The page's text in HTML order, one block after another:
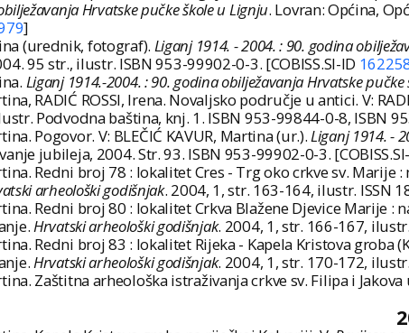
Hrvatske pučke škole u Lignju. Lovran: Općina,
]
(urednik, fotograf). Liganj 1914. - 2004. : 90. godina
95 str., ilustr. ISBN 953-99902-0-3. [COBISS.SI-ID
Liganj 1914.-2004. : 90. godina obilježavanja Hrvatske
RADIĆ ROSSI, Irena. Novaljsko područje u antici. V:
Podvodna baština, knj. 1. ISBN 953-99844-0-8, ISBN
Pogovor. V: BLEČIĆ KAVUR, Martina (ur.).Liganj 1914. -
jubileja, 2004. Str. 93. ISBN 953-99902-0-3.
Redni broj 78 : lokalitet Cres - Trg oko crkve sv.
arheološki godišnjak. 2004, 1, str. 163-164, ilustr. ISSN
Redni broj 80 : lokalitet Crkva Blažene Djevice Marije
Hrvatski arheološki godišnjak. 2004, 1, str. 166-167,
Redni broj 83 : lokalitet Rijeka - Kapela Kristova
Hrvatski arheološki godišnjak. 2004, 1, str. 170-172,
Zaštitna arheološka istraživanja crkve sv. Filipa i